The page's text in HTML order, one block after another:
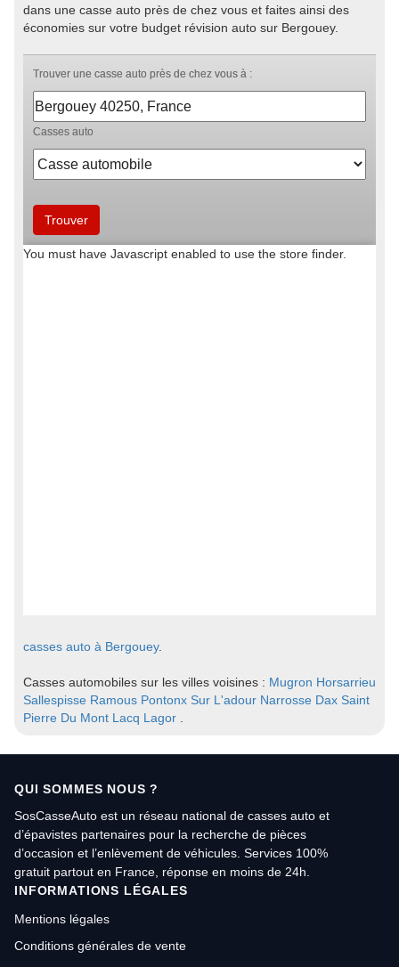
dans une casse auto près de chez vous et faites ainsi des
économies sur votre budget révision auto sur Bergouey.
casses auto à Bergouey.
Casses automobiles sur les villes voisines : Mugron Horsarrieu
Sallespisse Ramous Pontonx Sur L'adour Narrosse Dax Saint
Pierre Du Mont Lacq Lagor
QUI SOMMES NOUS ?
SosCasseAuto est un réseau national de casses auto et
d’épavistes partenaires pour la recherche de pièces
d’occasion et l’enlèvement de véhicules. Services 100%
gratuit partout en France, réponse en moins de 24h.
INFORMATIONS LÉGALES
Mentions légales
Conditions générales de vente